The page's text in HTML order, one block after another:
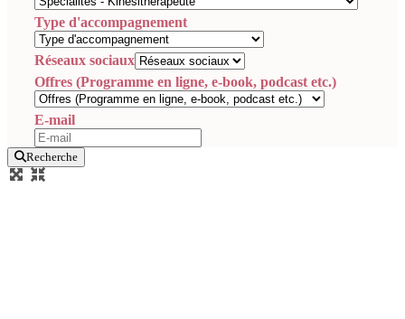
Type d'accompagnement
Réseaux sociaux
Offres (Programme en ligne, e-book, podcast etc.)
E-mail
Recherche